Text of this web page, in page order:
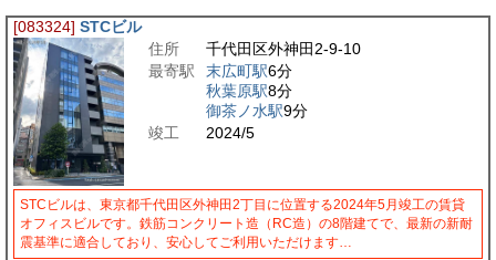
[083324] STCビル
住所
千代田区外神田2-9-10
最寄駅
末広町駅6分
秋葉原駅8分
御茶ノ水駅9分
竣工
2024/5
STCビルは、東京都千代田区外神田2丁目に位置する2024年5月竣工の賃貸
オフィスビルです。鉄筋コンクリート造（RC造）の8階建てで、最新の新耐
震基準に適合しており、安心してご利用いただけます…